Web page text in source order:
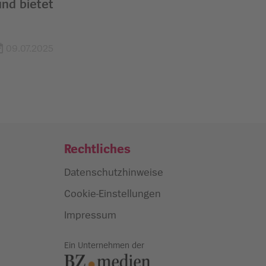
bietet
Rechtliches
Datenschutzhinweise
Cookie-Einstellungen
Impressum
Ein Unternehmen der